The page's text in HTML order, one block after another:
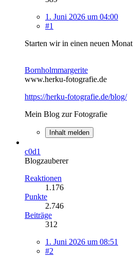
1. Juni 2026 um 04:00
#1
Starten wir in einen neuen Monat
Bornholmmargerite
www.herku-fotografie.de
https://herku-fotografie.de/blog/
Mein Blog zur Fotografie
Inhalt melden
c0d1
Blogzauberer
Reaktionen
1.176
Punkte
2.746
Beiträge
312
1. Juni 2026 um 08:51
#2